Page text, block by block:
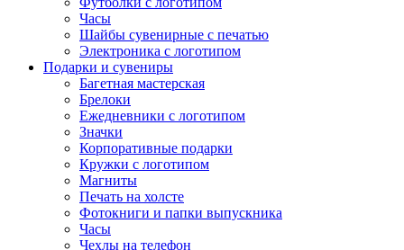
Часы
Шайбы сувенирные с печатью
Электроника с логотипом
Подарки и сувениры
Багетная мастерская
Брелоки
Ежедневники с логотипом
Значки
Корпоративные подарки
Кружки с логотипом
Магниты
Печать на холсте
Фотокниги и папки выпускника
Часы
Чехлы на телефон